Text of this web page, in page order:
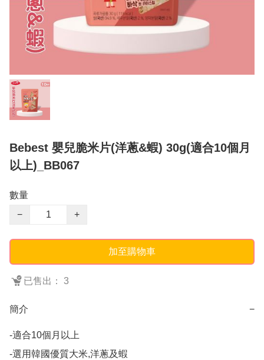
Bebest 嬰兒脆米片(洋蔥&蝦) 30g(適合10個月
以上)_BB067
數量
−
+
加至購物車
已售出： 3
簡介 −
-適合10個月以上
-選用韓國優質大米,洋蔥及蝦